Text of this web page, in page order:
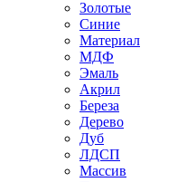
Золотые
Синие
Материал
МДФ
Эмаль
Акрил
Береза
Дерево
Дуб
ЛДСП
Массив